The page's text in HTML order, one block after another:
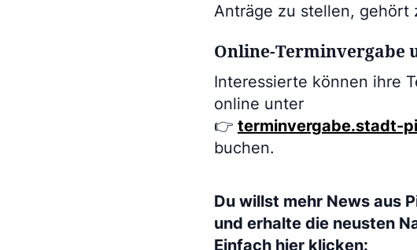
Anträge zu stellen, gehört
Online-Terminvergabe
Interessierte können ihre
online unter
👉 terminvergabe.stadt-
buchen.
Du willst mehr News aus
und erhalte die neusten
Einfach hier klicken: